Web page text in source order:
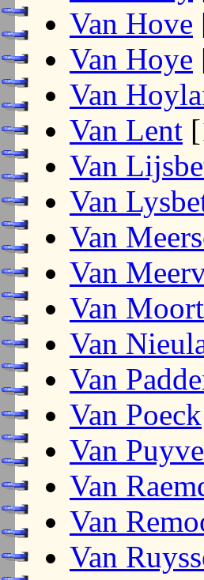
Van Hove
Van Hoye
Van
Van Lent
Van
Van
Van
Van
Van
Van
Van
Van Poeck
Van
Van
Van
Van